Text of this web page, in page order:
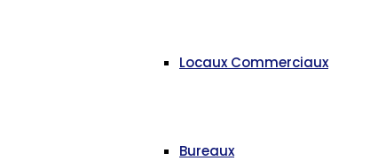
Locaux Commerciaux
Bureaux